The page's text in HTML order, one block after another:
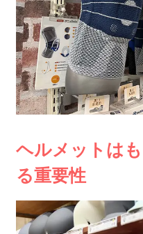
ヘルメットは
る重要性